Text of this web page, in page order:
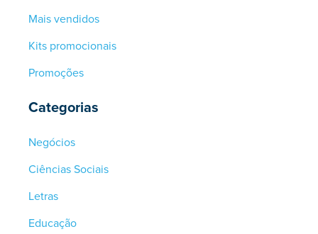
Mais vendidos
Kits promocionais
Promoções
Categorias
Negócios
Ciências Sociais
Letras
Educação